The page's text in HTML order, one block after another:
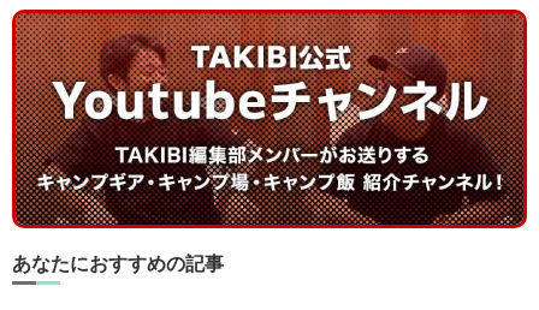
あなたにおすすめの記事